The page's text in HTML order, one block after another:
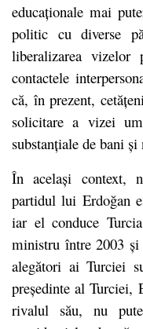
educaționale mai
politic cu diverse
liberalizarea
contactele
că, în prezent,
solicitare a vizei
substanțiale de bani
În același context,
partidul lui Erdoğan
iar el conduce
ministru între 2003
alegători ai Turciei
președinte al Turciei,
rivalul său, nu